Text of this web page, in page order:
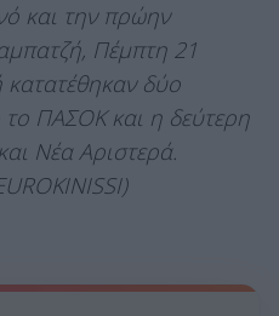
και την πρώην
Πέμπτη 21
δύο
ΠΑΣΟΚ και η δεύτερη
Νέα Αριστερά.